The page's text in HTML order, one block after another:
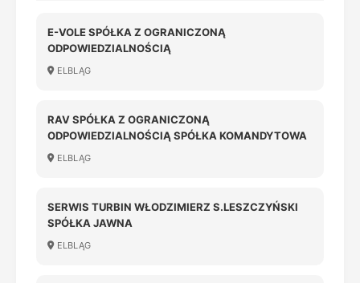
E-VOLE SPÓŁKA Z OGRANICZONĄ
ODPOWIEDZIALNOŚCIĄ
ELBLĄG
RAV SPÓŁKA Z OGRANICZONĄ
ODPOWIEDZIALNOŚCIĄ SPÓŁKA KOMANDYTOWA
ELBLĄG
SERWIS TURBIN WŁODZIMIERZ S.LESZCZYŃSKI
SPÓŁKA JAWNA
ELBLĄG